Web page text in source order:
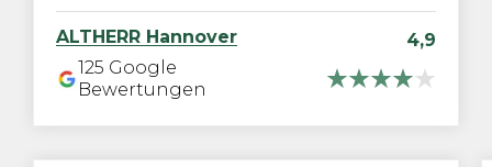
ALTHERR Hannover
4,9
125 Google
Bewertungen